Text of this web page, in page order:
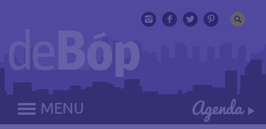
MENU